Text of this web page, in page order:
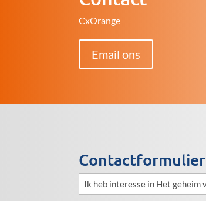
CxOrange
Email ons
Contactformulier
Ik
heb